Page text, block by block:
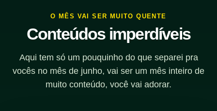
O MÊS VAI SER MUITO QUENTE
Conteúdos imperdíveis
Aqui tem só um pouquinho do que separei pra
vocês no mês de junho, vai ser um mês inteiro de
muito conteúdo, você vai adorar.